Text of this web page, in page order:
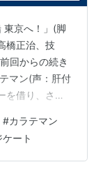
東京へ！」(脚
橋正治、技
回からの続き
マン(声：肝付
を借り、さら
だぞ。」 そ
に乗り込みま
リンの乗る車
#カラテマン
ート